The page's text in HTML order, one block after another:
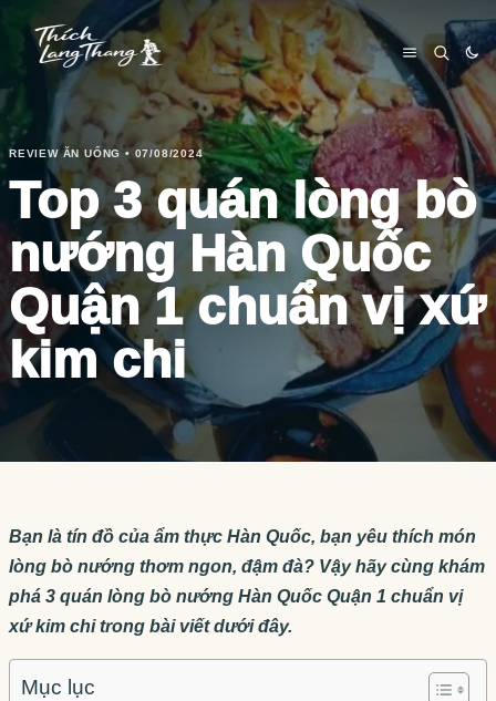
REVIEW ĂN UỐNG • 07/08/2024
Top 3 quán lòng bò
nướng Hàn Quốc
Quận 1 chuẩn vị xứ
kim chi
Bạn là tín đồ của ẩm thực Hàn Quốc, bạn yêu thích món
lòng bò nướng thơm ngon, đậm đà? Vậy hãy cùng khám
phá 3 quán lòng bò nướng Hàn Quốc Quận 1 chuẩn vị
xứ kim chi trong bài viết dưới đây.
Mục lục